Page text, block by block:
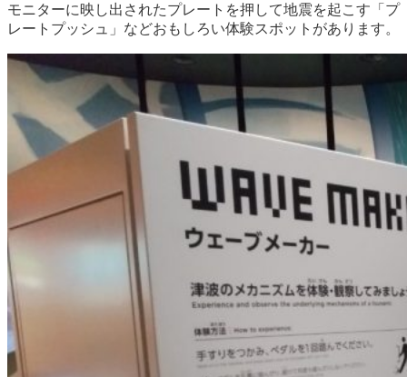
モニターに映し出されたプレートを押して地震を起こす「プ
レートプッシュ」などおもしろい体験スポットがあります。